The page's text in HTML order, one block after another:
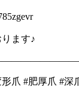
ます♪
爪 #肥厚爪 #深